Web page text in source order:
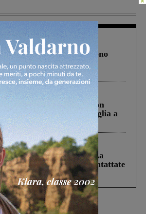
in A1 in cui morirono
e Franco. Lo schianto, il
ai sorpassi fra tir....
una struttura di Castiglion
che aveva ucciso la figlia a
2026
ricerche di Miah Billal. La
caso di avvistamento contattate